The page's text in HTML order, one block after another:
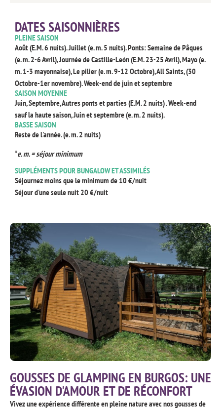
DATES SAISONNIÈRES
PLEINE SAISON
Août (E.M. 6 nuits). Juillet (e. m. 5 nuits). Ponts: Semaine de Pâques
(e. m. 2-6 Avril), Journée de Castille-León (E.M. 23-25 Avril), Mayo (e.
m. 1-3 mayonnaise), Le pilier (e. m. 9-12 Octobre), All Saints, (30
Octobre-1er novembre). Week-end de juin et septembre
SAISON MOYENNE
Juin, Septembre, Autres ponts et parties (E.M. 2 nuits) . Week-end
sauf la haute saison, Juin et septembre (e. m. 2 nuits).
BASSE SAISON
Reste de l'année. (e. m. 2 nuits)
*e. m. = séjour minimum
SUPPLÉMENTS POUR BUNGALOW ET ASSIMILÉS
Séjournez moins que le minimum de 10 €/nuit
Séjour d'une seule nuit 20 €/nuit
GOUSSES DE GLAMPING EN BURGOS: UNE
ÉVASION D'AMOUR ET DE RÉCONFORT
Vivez une expérience différente en pleine nature avec nos gousses de